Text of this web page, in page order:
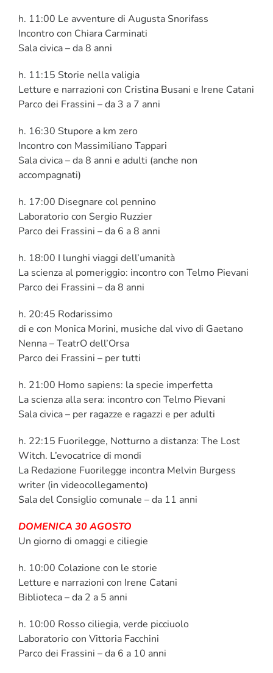
h. 11:00 Le avventure di Augusta Snorifass
Incontro con Chiara Carminati
Sala civica – da 8 anni
h. 11:15 Storie nella valigia
Letture e narrazioni con Cristina Busani e Irene Catani
Parco dei Frassini – da 3 a 7 anni
h. 16:30 Stupore a km zero
Incontro con Massimiliano Tappari
Sala civica – da 8 anni e adulti (anche non
accompagnati)
h. 17:00 Disegnare col pennino
Laboratorio con Sergio Ruzzier
Parco dei Frassini – da 6 a 8 anni
h. 18:00 I lunghi viaggi dell’umanità
La scienza al pomeriggio: incontro con Telmo Pievani
Parco dei Frassini – da 8 anni
h. 20:45 Rodarissimo
di e con Monica Morini, musiche dal vivo di Gaetano
Nenna – TeatrO dell’Orsa
Parco dei Frassini – per tutti
h. 21:00 Homo sapiens: la specie imperfetta
La scienza alla sera: incontro con Telmo Pievani
Sala civica – per ragazze e ragazzi e per adulti
h. 22:15 Fuorilegge, Notturno a distanza: The Lost
Witch. L’evocatrice di mondi
La Redazione Fuorilegge incontra Melvin Burgess
writer (in videocollegamento)
Sala del Consiglio comunale – da 11 anni
DOMENICA 30 AGOSTO
Un giorno di omaggi e ciliegie
h. 10:00 Colazione con le storie
Letture e narrazioni con Irene Catani
Biblioteca – da 2 a 5 anni
h. 10:00 Rosso ciliegia, verde picciuolo
Laboratorio con Vittoria Facchini
Parco dei Frassini – da 6 a 10 anni